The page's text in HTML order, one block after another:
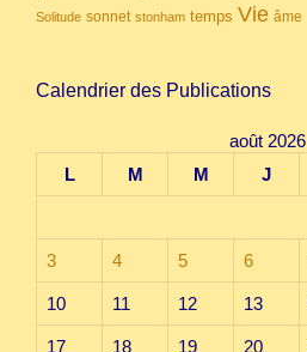
Solitude sonnet stonham temps Vie âme
Calendrier des Publications
août 2026
L
M M J
3 4 5 6
10 11 12 13
17 18 19 20